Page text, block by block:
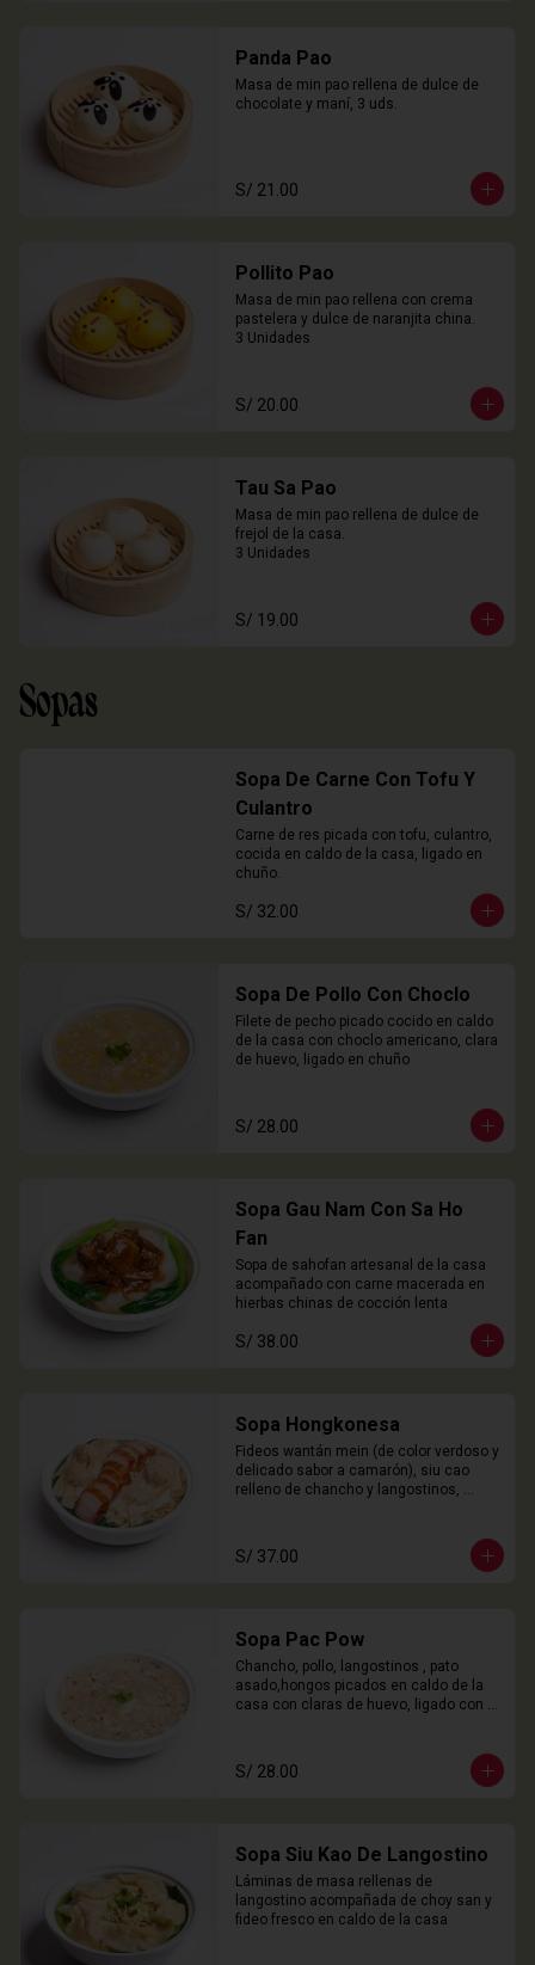
Panda Pao
Masa de min pao rellena de dulce de
chocolate y maní, 3 uds.
S/ 21.00
Pollito Pao
Masa de min pao rellena con crema
pastelera y dulce de naranjita china.
3 Unidades
S/ 20.00
Tau Sa Pao
Masa de min pao rellena de dulce de
frejol de la casa.
3 Unidades
S/ 19.00
Sopas
Sopa De Carne Con Tofu Y
Culantro
Carne de res picada con tofu, culantro,
cocida en caldo de la casa, ligado en
chuño.
S/ 32.00
Sopa De Pollo Con Choclo
Filete de pecho picado cocido en caldo
de la casa con choclo americano, clara
de huevo, ligado en chuño
S/ 28.00
Sopa Gau Nam Con Sa Ho
Fan
Sopa de sahofan artesanal de la casa
acompañado con carne macerada en
hierbas chinas de cocción lenta
S/ 38.00
Sopa Hongkonesa
Fideos wantán mein (de color verdoso y
delicado sabor a camarón), siu cao
relleno de chancho y langostinos,
casa.
S/ 37.00
Sopa Pac Pow
Chancho, pollo, langostinos , pato
asado,hongos picados en caldo de la
casa con claras de huevo, ligado con
S/ 28.00
Sopa Siu Kao De Langostino
Láminas de masa rellenas de
langostino acompañada de choy san y
fideo fresco en caldo de la casa